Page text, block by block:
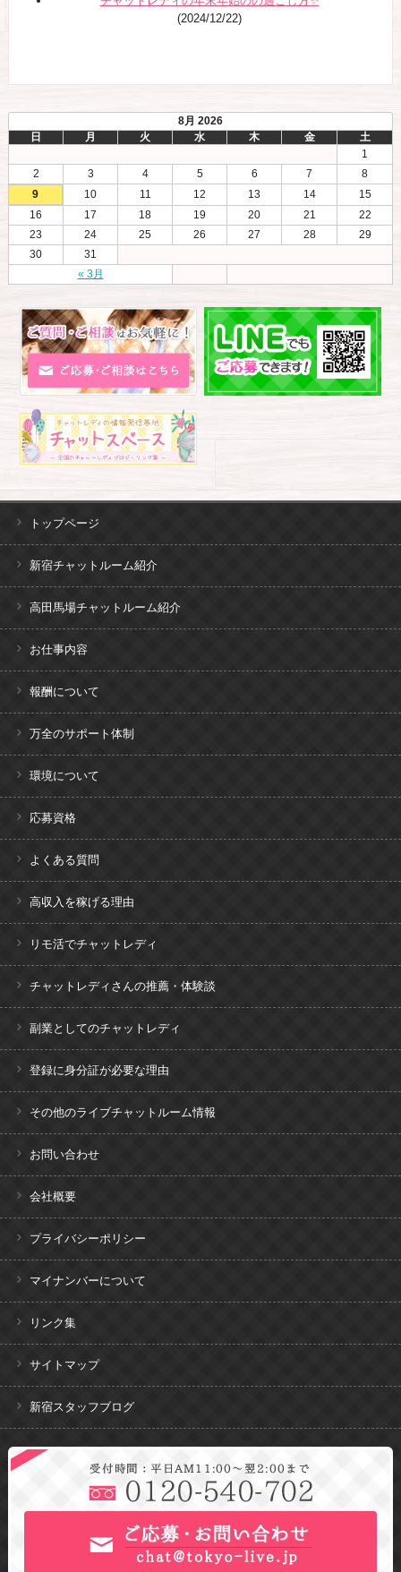
(2024/12/22)
8月 2026
日
月 火 水 木 金 土
« 3月
1
2
3 4 5 6 7
8
9
10 11 12 13 14
15
16
17 18 19 20 21
22
23
24 25 26 27 28
29
30
31
トップページ
新宿チャットルーム紹介
高田馬場チャットルーム紹介
お仕事内容
報酬について
万全のサポート体制
環境について
応募資格
よくある質問
高収入を稼げる理由
リモ活でチャットレディ
チャットレディさんの推薦・体験談
副業としてのチャットレディ
登録に身分証が必要な理由
その他のライブチャットルーム情報
お問い合わせ
会社概要
プライバシーポリシー
マイナンバーについて
リンク集
サイトマップ
新宿スタッフブログ